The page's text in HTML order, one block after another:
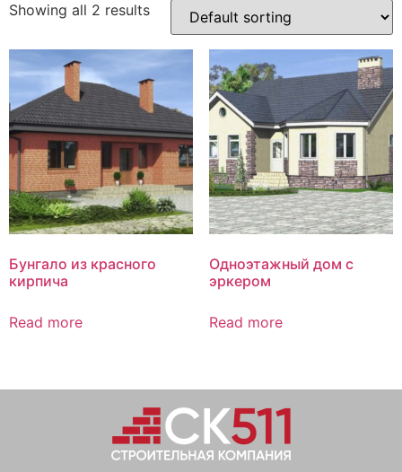
Showing all 2 results
Бунгало из красного
кирпича
Read more
Одноэтажный дом с
эркером
Read more